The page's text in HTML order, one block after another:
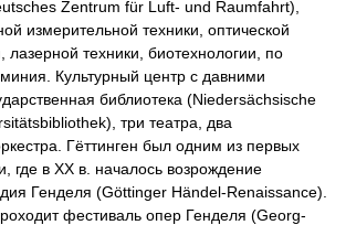
Zentrum für Luft- und Raumfahrt),
измерительной техники, оптической
техники, биотехнологии, по
Культурный центр с давними
библиотека (Niedersächsische
три театра, два
Гёттинген был одним из первых
где в XX в. началось возрождение
Генделя (Göttinger Händel-Renaissance).
фестиваль опер Генделя (Georg-